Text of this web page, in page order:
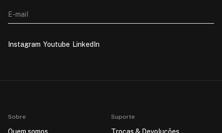
E-mail
Instagram Youtube LinkedIn
Sobre
Quem somos
Suporte
Trocas & Devoluções